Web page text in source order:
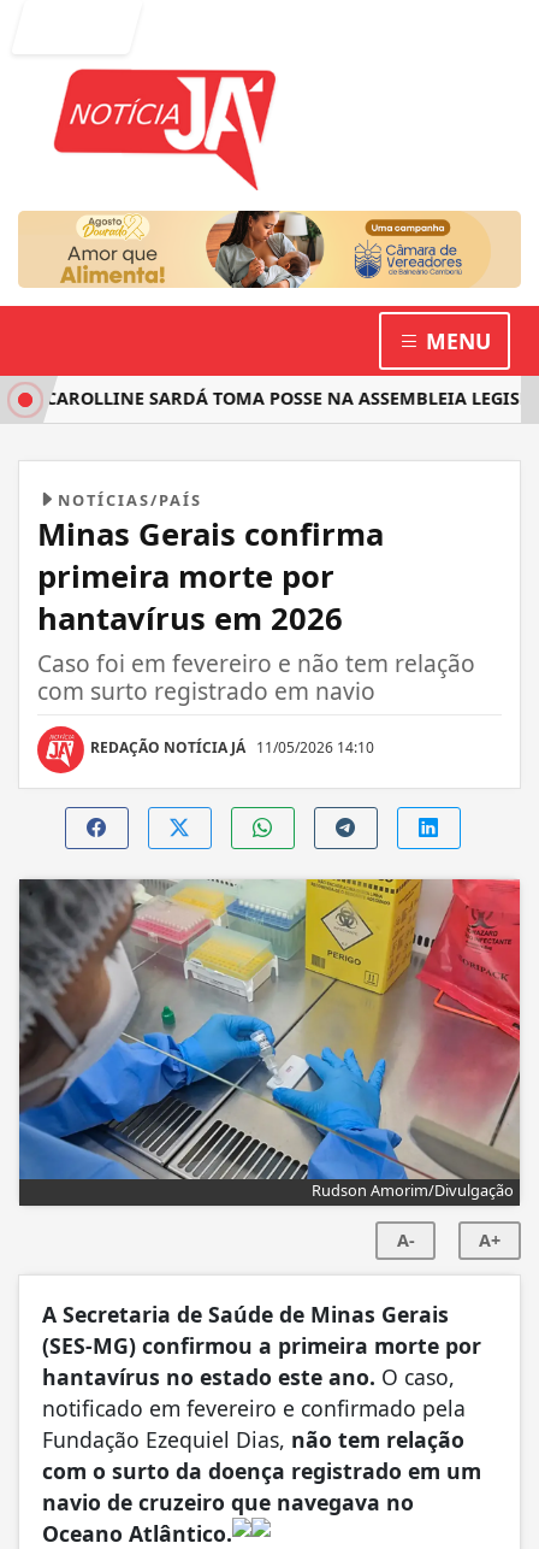
MENU
SARDÁ TOMA POSSE NA ASSEMBLEIA
NOTÍCIAS/PAÍS
Minas Gerais confirma
primeira morte por
hantavírus em 2026
Caso foi em fevereiro e não tem relação
com surto registrado em navio
REDAÇÃO NOTÍCIA JÁ 11/05/2026 14:10
Rudson Amorim/Divulgação
A- A+
A Secretaria de Saúde de Minas Gerais
(SES-MG) confirmou a primeira morte por
hantavírus no estado este ano. O caso,
notificado em fevereiro e confirmado pela
Fundação Ezequiel Dias, não tem relação
com o surto da doença registrado em um
navio de cruzeiro que navegava no
Oceano Atlântico.